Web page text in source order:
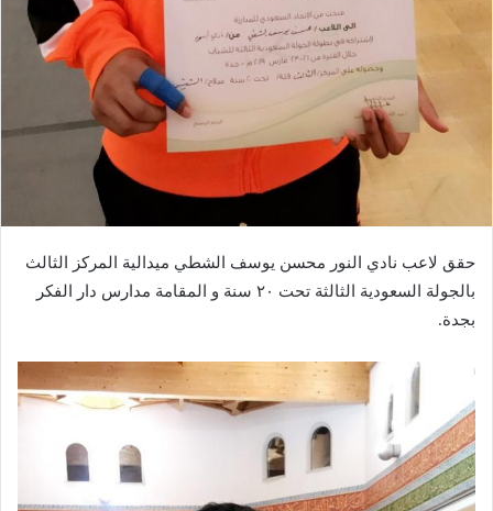
حقق لاعب نادي النور محسن يوسف الشطي ميدالية المركز الثالث
بالجولة السعودية الثالثة تحت ٢٠ سنة و المقامة مدارس دار الفكر
بجدة.